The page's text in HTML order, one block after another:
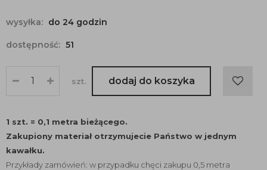
wysyłka: do 24 godzin
dostępność: 51
szt. dodaj do koszyka
1 szt. = 0,1 metra bieżącego.
Zakupiony materiał otrzymujecie Państwo w jednym
kawałku.
Przykłady zamówień: w przypadku chęci zakupu 0,5 metra